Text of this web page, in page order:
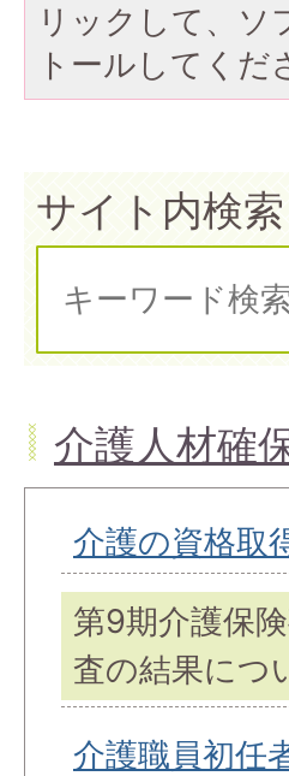
リックして、ソ
トールしてくだ
サイト内検索
介護人材確
介護の資格取
第9期介護保
査の結果につ
介護職員初任